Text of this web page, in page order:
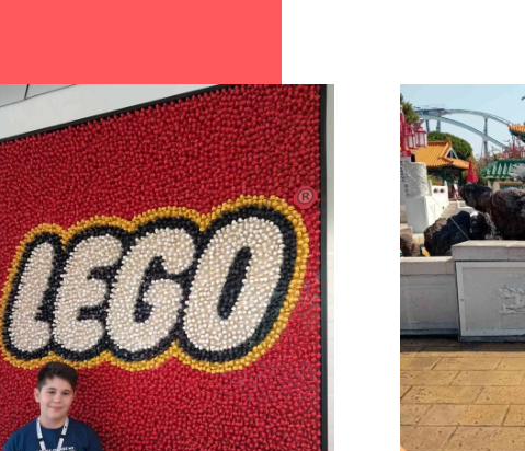
Group για τη δωρεά!
Craftbox